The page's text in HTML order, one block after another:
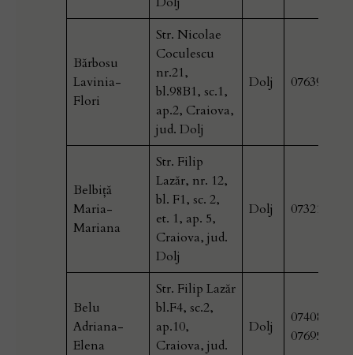
Bărbosu
Lavinia-
Flori
Str. Nicolae
Coculescu
nr.21,
bl.98B1, sc.1,
ap.2, Craiova,
jud. Dolj
Dolj 0763996214
Belbiţă
Maria-
Mariana
Str. Filip
Lazăr, nr. 12,
bl. F1, sc. 2,
et. 1, ap. 5,
Craiova, jud.
Dolj
Dolj 0732168925
Belu
Adriana-
Elena
Str. Filip Lazăr
bl.F4, sc.2,
ap.10,
Craiova, jud.
Dolj
0769527083